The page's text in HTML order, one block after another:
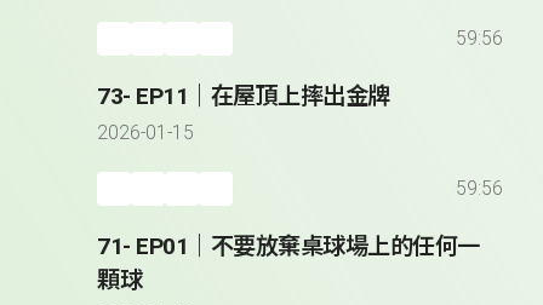
59:56
73- EP11｜在屋頂上摔出金牌
2026-01-15
59:56
71- EP01｜不要放棄桌球場上的任何一
顆球